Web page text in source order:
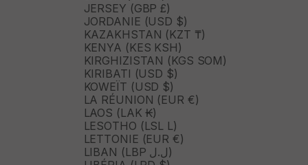
JERSEY (GBP £)
JORDANIE (USD $)
KAZAKHSTAN (KZT ₸)
KENYA (KES KSH)
KIRGHIZISTAN (KGS SOM)
KIRIBATI (USD $)
KOWEÏT (USD $)
LA RÉUNION (EUR €)
LAOS (LAK ₭)
LESOTHO (LSL L)
LETTONIE (EUR €)
LIBAN (LBP ل.ل)